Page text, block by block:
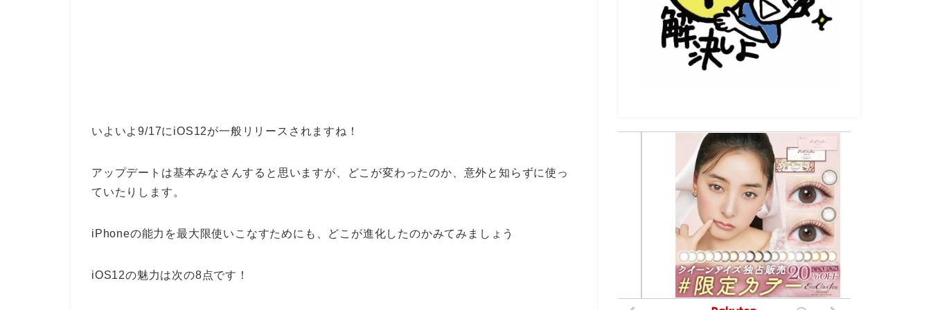
いよいよ9/17にiOS12が一般リリースされますね！
アップデートは基本みなさんすると思いますが、どこが変わったのか、意外と知らずに使っ
ていたりします。
iPhoneの能力を最大限使いこなすためにも、どこが進化したのかみてみましょう
iOS12の魅力は次の8点です！